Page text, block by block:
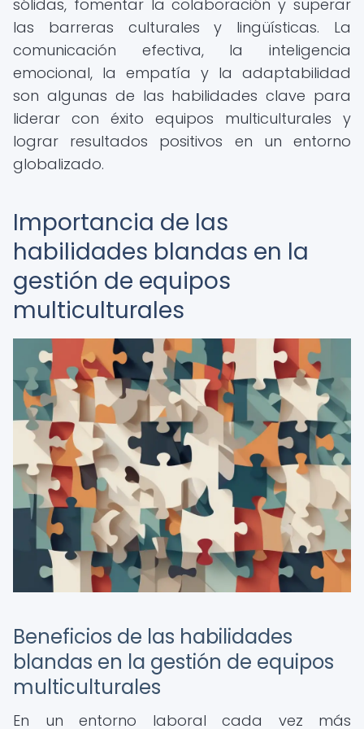
sólidas, fomentar la colaboración y superar
las barreras culturales y lingüísticas. La
comunicación efectiva, la inteligencia
emocional, la empatía y la adaptabilidad
son algunas de las habilidades clave para
liderar con éxito equipos multiculturales y
lograr resultados positivos en un entorno
globalizado.
Importancia de las
habilidades blandas en la
gestión de equipos
multiculturales
Beneficios de las habilidades
blandas en la gestión de equipos
multiculturales
En un entorno laboral cada vez más